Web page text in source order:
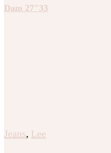
Dam 27″33
Jeans, Lee